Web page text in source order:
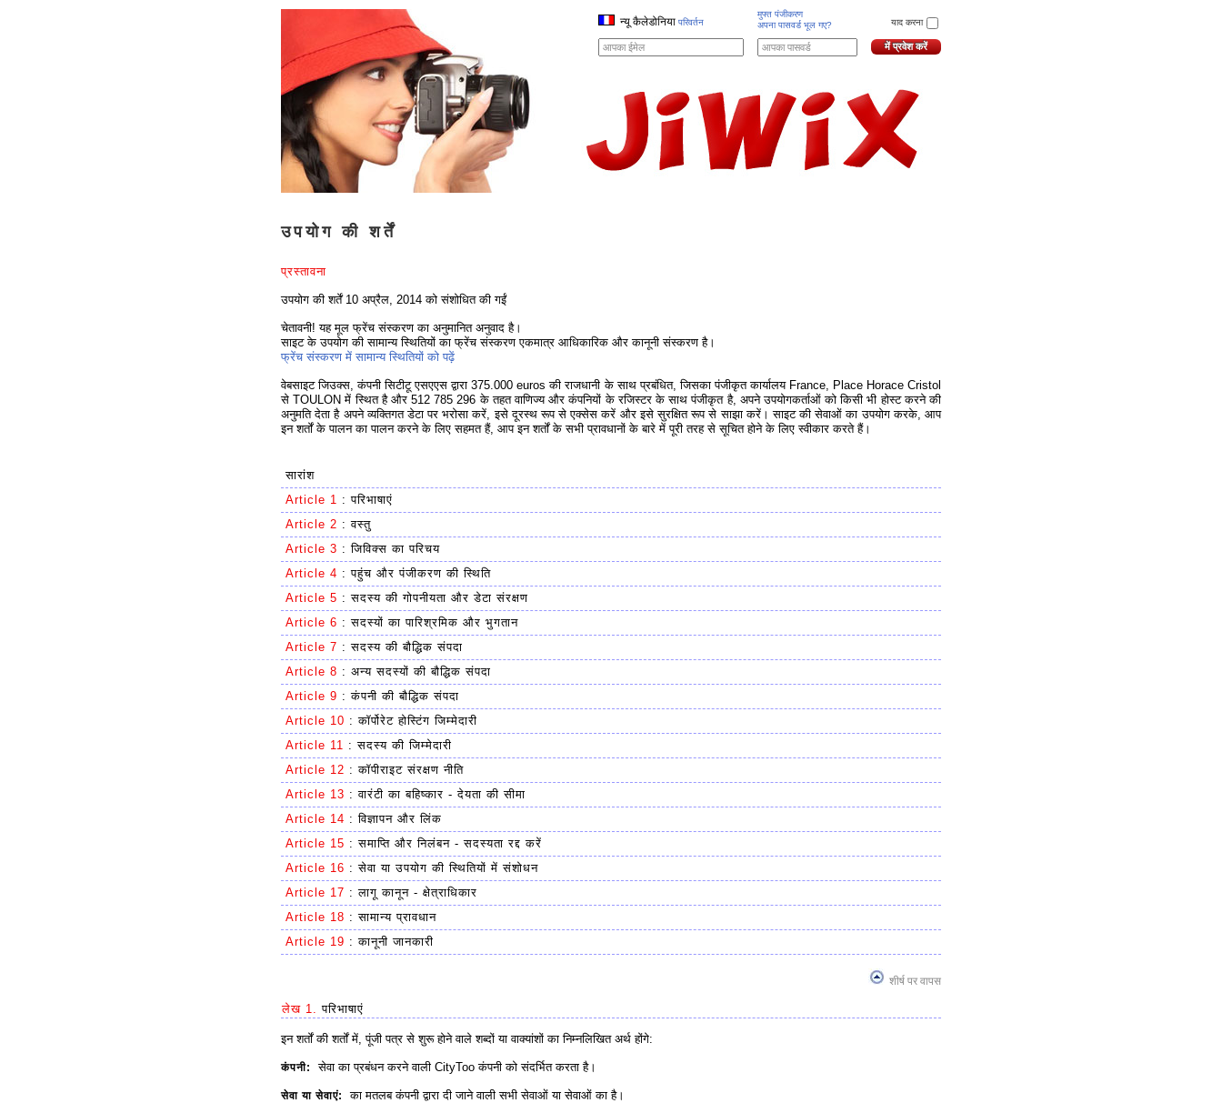
न्यू कैलेडोनिया परिवर्तन
मुफ्त पंजीकरण
अपना पासवर्ड भूल गए?
याद करना
उपयोग की शर्तें
प्रस्तावना
उपयोग की शर्तें 10 अप्रैल, 2014 को संशोधित की गईं
चेतावनी! यह मूल फ्रेंच संस्करण का अनुमानित अनुवाद है।
साइट के उपयोग की सामान्य स्थितियों का फ्रेंच संस्करण एकमात्र आधिकारिक और कानूनी संस्करण है।
फ्रेंच संस्करण में सामान्य स्थितियों को पढ़ें
वेबसाइट जिउक्स, कंपनी सिटीटू एसएएस द्वारा 375.000 euros की राजधानी के साथ प्रबंधित, जिसका पंजीकृत कार्यालय France, Place Horace Cristol
से TOULON में स्थित है और 512 785 296 के तहत वाणिज्य और कंपनियों के रजिस्टर के साथ पंजीकृत है, अपने उपयोगकर्ताओं को किसी भी होस्ट करने की
अनुमति देता है अपने व्यक्तिगत डेटा पर भरोसा करें, इसे दूरस्थ रूप से एक्सेस करें और इसे सुरक्षित रूप से साझा करें। साइट की सेवाओं का उपयोग करके, आप
इन शर्तों के पालन का पालन करने के लिए सहमत हैं, आप इन शर्तों के सभी प्रावधानों के बारे में पूरी तरह से सूचित होने के लिए स्वीकार करते हैं।
सारांश
Article 1 :परिभाषाएं
Article 2 :वस्तु
Article 3 :जिविक्स का परिचय
Article 4 :पहुंच और पंजीकरण की स्थिति
Article 5 :सदस्य की गोपनीयता और डेटा संरक्षण
Article 6 :सदस्यों का पारिश्रमिक और भुगतान
Article 7 :सदस्य की बौद्धिक संपदा
Article 8 : अन्य सदस्यों की बौद्धिक संपदा
Article 9 :कंपनी की बौद्धिक संपदा
Article 10 :कॉर्पोरेट होस्टिंग जिम्मेदारी
Article 11 :सदस्य की जिम्मेदारी
Article 12 :कॉपीराइट संरक्षण नीति
Article 13 :वारंटी का बहिष्कार - देयता की सीमा
Article 14 :विज्ञापन और लिंक
Article 15 :समाप्ति और निलंबन - सदस्यता रद्द करें
Article 16 :सेवा या उपयोग की स्थितियों में संशोधन
Article 17 :लागू कानून - क्षेत्राधिकार
Article 18 :सामान्य प्रावधान
Article 19 :कानूनी जानकारी
शीर्ष पर वापस
लेख 1. परिभाषाएं
इन शर्तों की शर्तों में, पूंजी पत्र से शुरू होने वाले शब्दों या वाक्यांशों का निम्नलिखित अर्थ होंगे:
कंपनी: सेवा का प्रबंधन करने वाली CityToo कंपनी को संदर्भित करता है।
सेवा या सेवाएं: का मतलब कंपनी द्वारा दी जाने वाली सभी सेवाओं या सेवाओं का है।